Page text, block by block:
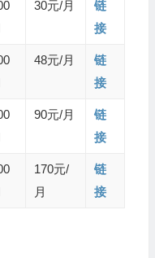
30元/月
链
接
48元/月
链
接
90元/月
链
接
170元/
月
链
接